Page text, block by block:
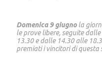
Domenica9giugnola
le prove libere, seguite
13.30 e dalle 14.30 alle
premiati i vincitori di questa